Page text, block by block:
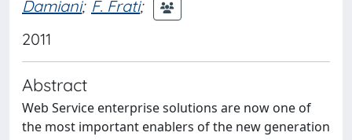
Damiani; F. Frati;
2011
Abstract
Web Service enterprise solutions are now one of
the most important enablers of the new generation